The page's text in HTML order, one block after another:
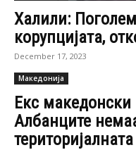
Халили:
корупцијата,
December 17, 2023
Македонија
Екс
Албанците